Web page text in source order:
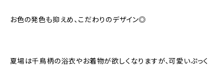
お色の発色も抑えめ、こだわりのデザイン◎
夏場は千鳥柄の浴衣やお着物が欲しくなりますが、可愛いぷっく